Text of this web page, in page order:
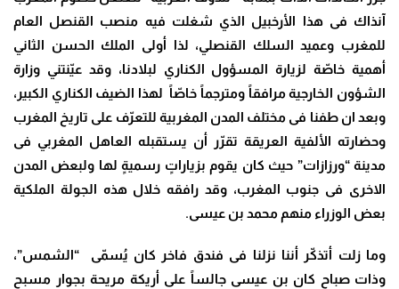
آنذاك فى هذا الأرخبيل الذي شغلت فيه منصب القنصل العام
للمغرب وعميد السلك القنصلي، لذا أولى الملك الحسن الثاني
أهمية خاصّة لزيارة المسؤول الكناري لبلادنا، وقد عيّنتني وزارة
الشؤون الخارجية مرافقاً ومترجماً خاصّاً لهذا الضيف الكناري الكبير،
وبعد ان طفنا فى مختلف المدن المغربية للتعرّف على تاريخ المغرب
وحضارته الألفية العريقة تقرّر أن يستقبله العاهل المغربي فى
مدينة “ورزازات” حيث كان يقوم بزياراتٍ رسميةٍ لها ولبعض المدن
الاخرى فى جنوب المغرب، وقد رافقه خلال هذه الجولة الملكية
بعض الوزراء منهم محمد بن عيسى.
وما زلت أتذكّر أننا نزلنا فى فندق فاخر كان يُسمّى “الشمس”،
وذات صباح كان بن عيسى جالساً على أريكة مريحة بجوار مسبح